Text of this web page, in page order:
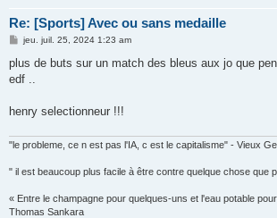
Re: [Sports] Avec ou sans medaille
M
s
a
jeu. juil. 25, 2024 1:23 am
plus de buts sur un match des bleus aux jo que
edf ..
henry selectionneur !!!
"le probleme, ce n est pas l'IA, c est le capitalisme" - Vieux
" il est beaucoup plus facile à être contre quelque chose que
« Entre le champagne pour quelques-uns et l'eau potable
Thomas Sankara